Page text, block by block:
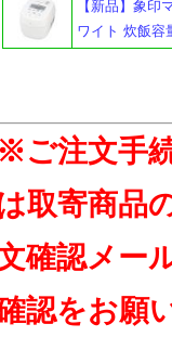
【新品】象印
ワイト 炊飯容
※ご注文手
取寄商品
確認メー
認をお願